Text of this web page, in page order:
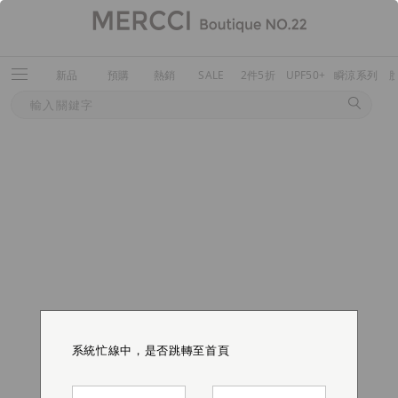
新品 預購 熱銷 SALE 2件5折 UPF50+ 瞬涼系列
系統忙線中，是否跳轉至首頁
系統忙線中，是否跳轉至首頁
系統忙線中，是否跳轉至首頁
系統忙線中，是否跳轉至首頁
系統忙線中，是否跳轉至首頁